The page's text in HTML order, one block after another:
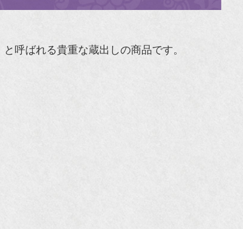
呼ばれる貴重な蔵出しの商品です。